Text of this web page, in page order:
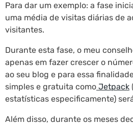
Para dar um exemplo: a fase
uma média de visitas diárias de
visitantes.
Durante esta fase, o meu
apenas em fazer crescer o
ao seu blog e para essa
simples e gratuita como Jetpack
estatísticas especificamente)
Além disso, durante os meses